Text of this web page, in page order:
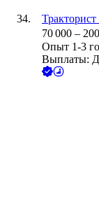
70 000 –
Опыт 1-3
Выплаты: